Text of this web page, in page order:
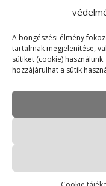
A böngészési élmény
tartalmak megjelenítése,
sütiket (cookie)
hozzájárulhat a sütik
Önvédelmi Bolt –
Adatvédelmi